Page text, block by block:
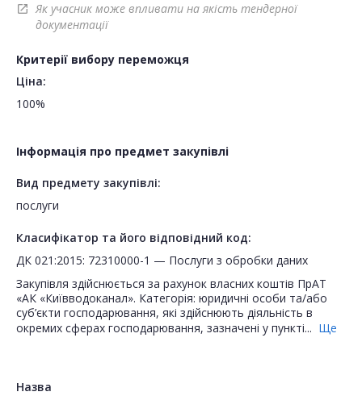
open_in_new
Як учасник може впливати на якість тендерної
документації
Критерії вибору переможця
Ціна:
100%
Інформація про предмет закупівлі
Вид предмету закупівлі:
послуги
Класифікатор та його відповідний код:
ДК 021:2015: 72310000-1 — Послуги з обробки даних
Закупівля здійснюється за рахунок власних коштів ПрАТ
«АК «Київводоканал». Категорія: юридичні особи та/або
суб’єкти господарювання, які здійснюють діяльність в
окремих сферах господарювання, зазначені у пункті... Ще
Назва